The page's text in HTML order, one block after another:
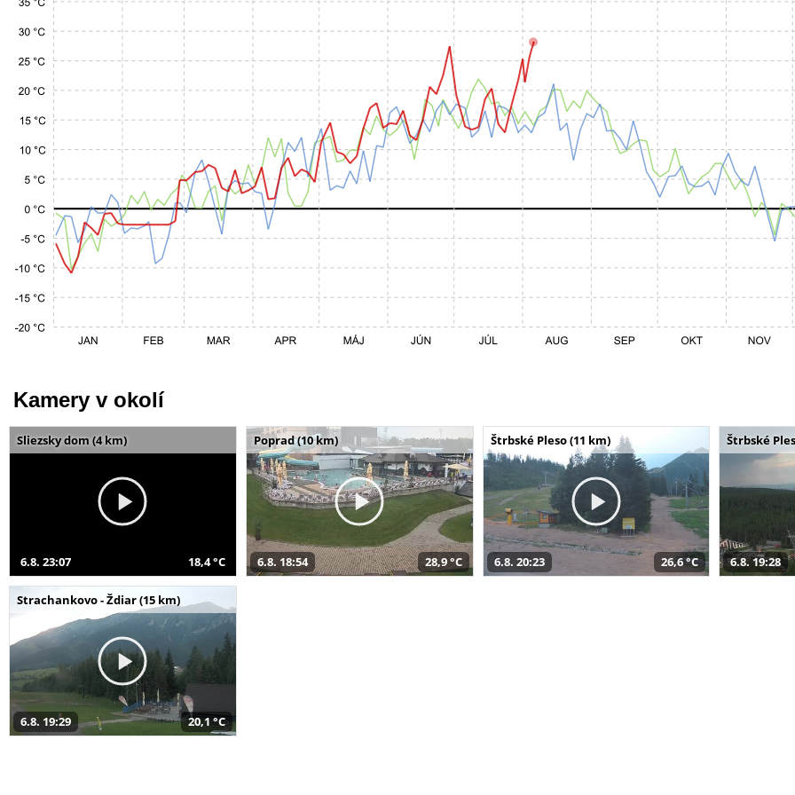
Kamery v okolí
Sliezsky dom (4 km)
6.8. 23:07 18,4 °C
Poprad (10 km)
6.8. 18:54 28,9 °C
Štrbské Pleso (11 km)
6.8. 20:23 26,6 °C
Štrbské
6.8. 19:28
Strachankovo - Ždiar (15 km)
6.8. 19:29 20,1 °C